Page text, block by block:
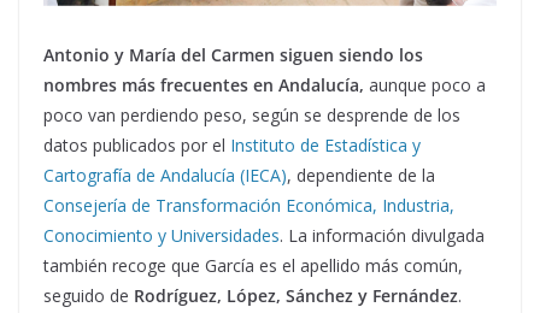
Antonio y María del Carmen siguen siendo los
nombres más frecuentes en Andalucía, aunque poco a
poco van perdiendo peso, según se desprende de los
datos publicados por el Instituto de Estadística y
Cartografía de Andalucía (IECA), dependiente de la
Consejería de Transformación Económica, Industria,
Conocimiento y Universidades. La información divulgada
también recoge que García es el apellido más común,
seguido de Rodríguez, López, Sánchez y Fernández.